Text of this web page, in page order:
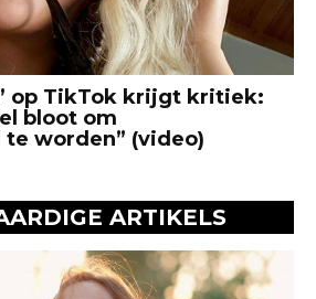
op TikTok krijgt kritiek:
bloot om
worden” (video)
ARTIKELS